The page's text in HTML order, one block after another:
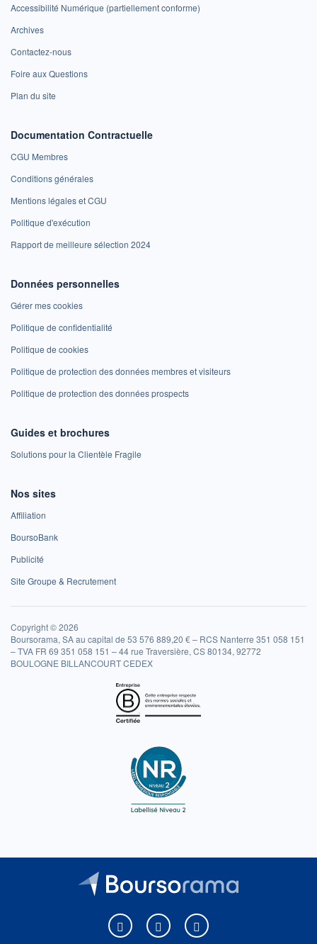
Accessibilité Numérique (partiellement conforme)
Archives
Contactez-nous
Foire aux Questions
Plan du site
Documentation Contractuelle
CGU Membres
Conditions générales
Mentions légales et CGU
Politique d'exécution
Rapport de meilleure sélection 2024
Données personnelles
Gérer mes cookies
Politique de confidentialité
Politique de cookies
Politique de protection des données membres et visiteurs
Politique de protection des données prospects
Guides et brochures
Solutions pour la Clientèle Fragile
Nos sites
Affiliation
BoursoBank
Publicité
Site Groupe & Recrutement
Copyright © 2026
Boursorama, SA au capital de 53 576 889,20 € – RCS Nanterre 351 058 151
– TVA FR 69 351 058 151 – 44 rue Traversière, CS 80134, 92772
BOULOGNE BILLANCOURT CEDEX
Boursorama sur Facebook
Boursorama sur XBoursorama sur